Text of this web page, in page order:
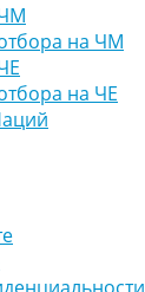
на ЧМ
на ЧЕ